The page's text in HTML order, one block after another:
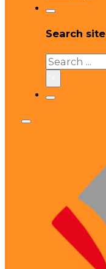
Search site
Search